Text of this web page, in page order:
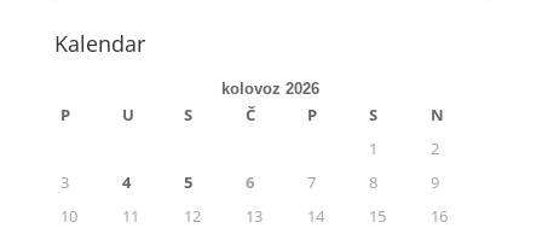
Kalendar
kolovoz 2026
P U S Č P S
N
1
2
3
4 5 6 7 8
9
10
11 12 13 14 15
16